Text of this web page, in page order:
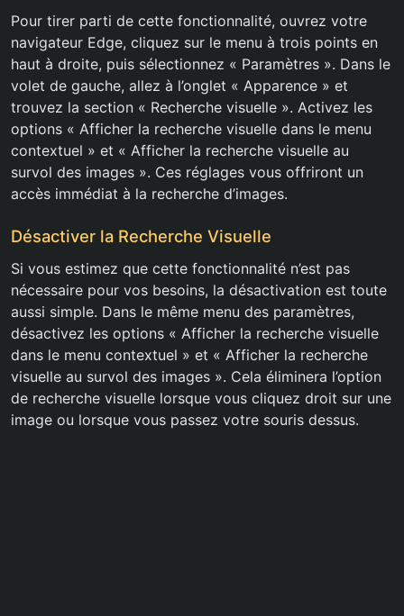
Pour tirer parti de cette fonctionnalité, ouvrez votre
navigateur Edge, cliquez sur le menu à trois points en
haut à droite, puis sélectionnez « Paramètres ». Dans le
volet de gauche, allez à l’onglet « Apparence » et
trouvez la section « Recherche visuelle ». Activez les
options « Afficher la recherche visuelle dans le menu
contextuel » et « Afficher la recherche visuelle au
survol des images ». Ces réglages vous offriront un
accès immédiat à la recherche d’images.
Désactiver la Recherche Visuelle
Si vous estimez que cette fonctionnalité n’est pas
nécessaire pour vos besoins, la désactivation est toute
aussi simple. Dans le même menu des paramètres,
désactivez les options « Afficher la recherche visuelle
dans le menu contextuel » et « Afficher la recherche
visuelle au survol des images ». Cela éliminera l’option
de recherche visuelle lorsque vous cliquez droit sur une
image ou lorsque vous passez votre souris dessus.